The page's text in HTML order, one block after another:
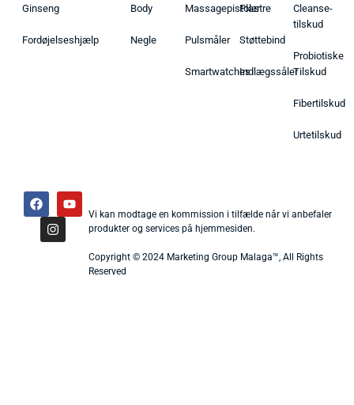
Ginseng
Fordøjelseshjælp
Body
Negle
Massagepistoler
Pulsmåler
Smartwatches
Plastre
Støttebind
Indlægssåler
Cleanse-
tilskud
Probiotiske
Tilskud
Fibertilskud
Urtetilskud
Vi kan modtage en kommission i tilfælde når vi anbefaler
produkter og services på hjemmesiden.
Copyright © 2024 Marketing Group Malaga™, All Rights
Reserved